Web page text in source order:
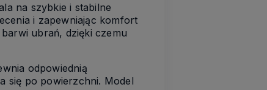
na szybkie i stabilne
i zapewniając komfort
ubrań, dzięki czemu
odpowiednią
się po powierzchni. Model